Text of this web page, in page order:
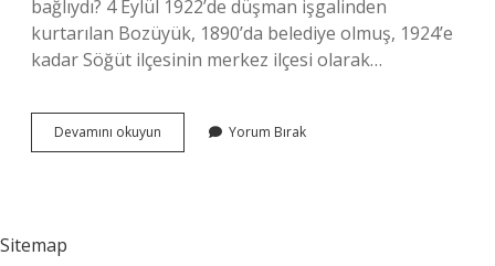
bağlıydı? 4 Eylül 1922’de düşman işgalinden
kurtarılan Bozüyük, 1890’da belediye olmuş, 1924’e
kadar Söğüt ilçesinin merkez ilçesi olarak…
Devamını okuyun Bozüyük
Ün
Yorum Bırak
Sitemap